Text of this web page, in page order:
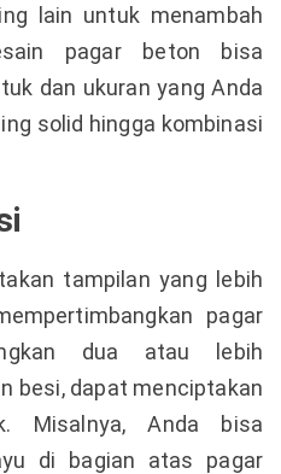
lain untuk menambah
pagar beton bisa
dan ukuran yang Anda
solid hingga kombinasi
tampilan yang lebih
pagar
dua atau lebih
besi, dapat menciptakan
Misalnya, Anda bisa
di bagian atas pagar